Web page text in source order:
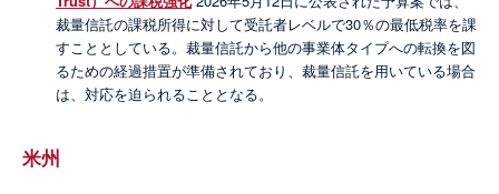
裁量信託の課税所得に対して受託者レベルで30％の最低税率を課
すこととしている。裁量信託から他の事業体タイプへの転換を図
るための経過措置が準備されており、裁量信託を用いている場合
は、対応を迫られることとなる。
米州